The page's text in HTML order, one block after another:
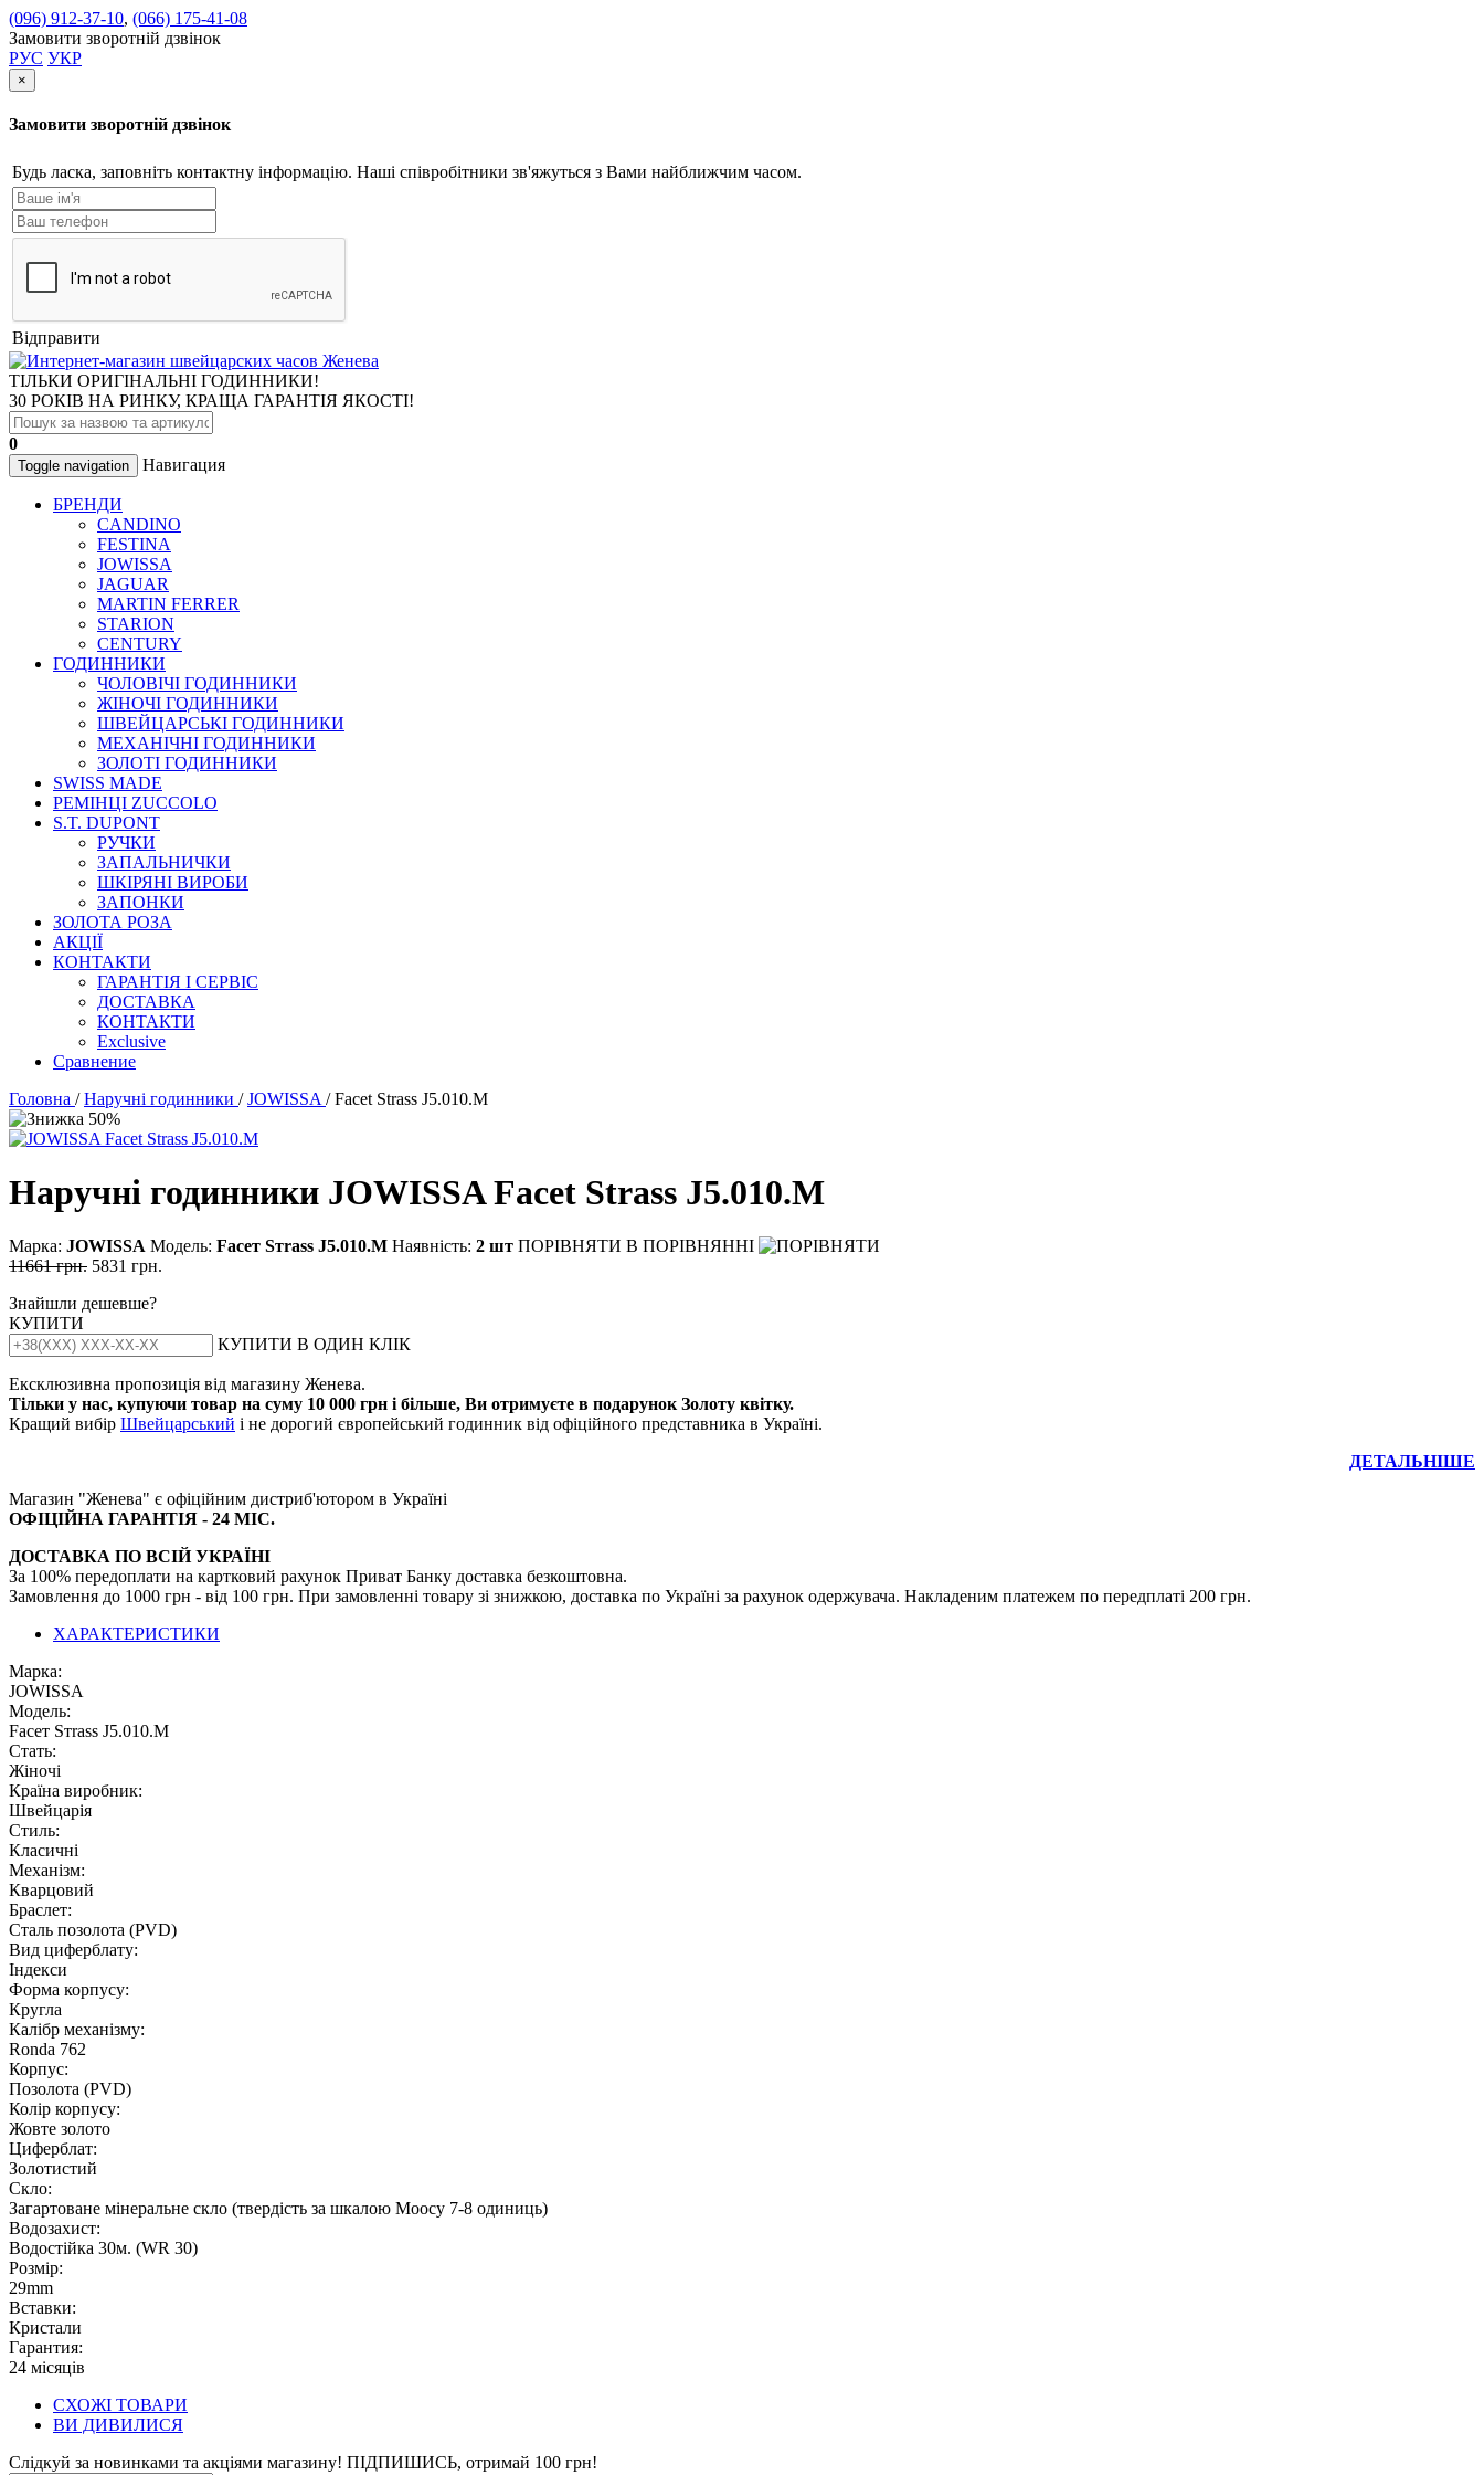
(096) 912-37-10, (066) 175-41-08
Замовити зворотній дзвінок
РУС УКР
×
Замовити зворотній дзвінок
Будь ласка, заповніть контактну інформацію. Наші співробітники зв'яжуться з Вами найближчим часом.
Відправити
ТІЛЬКИ ОРИГІНАЛЬНІ ГОДИННИКИ!
30 РОКІВ НА РИНКУ, КРАЩА ГАРАНТІЯ ЯКОСТІ!
0
Toggle navigation Навигация
БРЕНДИ
CANDINO
FESTINA
JOWISSA
JAGUAR
MARTIN FERRER
STARION
CENTURY
ГОДИННИКИ
ЧОЛОВІЧІ ГОДИННИКИ
ЖІНОЧІ ГОДИННИКИ
ШВЕЙЦАРСЬКІ ГОДИННИКИ
МЕХАНІЧНІ ГОДИННИКИ
ЗОЛОТІ ГОДИННИКИ
SWISS MADE
РЕМІНЦІ ZUCCOLO
S.T. DUPONT
РУЧКИ
ЗАПАЛЬНИЧКИ
ШКІРЯНІ ВИРОБИ
ЗАПОНКИ
ЗОЛОТА РОЗА
АКЦІЇ
КОНТАКТИ
ГАРАНТІЯ І СЕРВІС
ДОСТАВКА
КОНТАКТИ
Exclusive
Сравнение
Головна /Наручні годинники /JOWISSA / Facet Strass J5.010.M
Наручні годинники JOWISSA Facet Strass J5.010.M
Марка: JOWISSA Модель: Fасет Sтrаss J5.010.М Наявність: 2 шт ПОРІВНЯТИ В ПОРІВНЯННІ
11661 грн. 5831 грн.
Знайшли дешевше?
КУПИТИ
КУПИТИ В ОДИН КЛІК
Ексклюзивна пропозиція від магазину Женева.
Тільки у нас, купуючи товар на суму 10 000 грн і більше, Ви отримуєте в подарунок Золоту квітку.
Кращий вибір Швейцарський і не дорогий європейський годинник від офіційного представника в Україні.
ДЕТАЛЬНІШЕ
Магазин "Женева" є офіційним дистриб'ютором в Україні
ОФІЦІЙНА ГАРАНТІЯ - 24 МІС.
ДОСТАВКА ПО ВСІЙ УКРАЇНІ
За 100% передоплати на картковий рахунок Приват Банку доставка безкоштовна.
Замовлення до 1000 грн - від 100 грн. При замовленні товару зі знижкою, доставка по Україні за рахунок одержувача. Накладеним платежем по передплаті 200 грн.
ХАРАКТЕРИСТИКИ
Марка:
JOWISSA
Модель:
Fасет Sтrаss J5.010.М
Стать:
Жіночі
Країна виробник:
Швейцарія
Стиль:
Класичні
Механізм:
Кварцовий
Браслет:
Сталь позолота (PVD)
Вид циферблату:
Індекси
Форма корпусу:
Кругла
Калібр механізму:
Ronda 762
Корпус:
Позолота (PVD)
Колір корпусу:
Жовте золото
Циферблат:
Золотистий
Скло:
Загартоване мінеральне скло (твердість за шкалою Моосу 7-8 одиниць)
Водозахист:
Водостійка 30м. (WR 30)
Розмір:
29mm
Вставки:
Кристали
Гарантия:
24 місяців
СХОЖІ ТОВАРИ
ВИ ДИВИЛИСЯ
Слідкуй за новинками та акціями магазину! ПІДПИШИСЬ, отримай 100 грн!